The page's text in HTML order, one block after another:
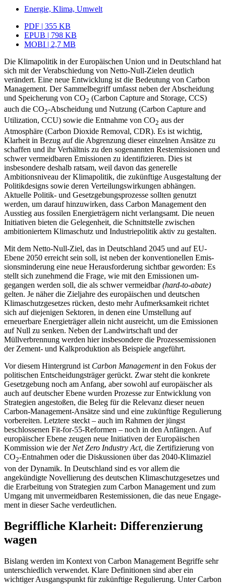
Energie, Klima, Umwelt
PDF | 355 KB
EPUB | 798 KB
MOBI | 2,7 MB
Die Klimapolitik in der Europäischen Union und in Deutschland hat
sich mit der Verabschiedung von Netto-Null-Zielen deutlich
verändert. Eine neue Entwicklung ist die Bedeutung von Carbon
Management. Der Sammelbegriff umfasst neben der Ab­scheidung
und Speicherung von CO2 (Carbon Capture and Storage, CCS)
auch die CO2‑Abscheidung und Nutzung (Carbon Capture and
Utilization, CCU) sowie die Ent­nahme von CO2 aus der
Atmosphäre (Carbon Dioxide Removal, CDR). Es ist wichtig,
Klarheit in Bezug auf die Abgrenzung dieser einzelnen Ansätze zu
schaffen und ihr Verhältnis zu den sogenannten Restemissionen und
schwer vermeidbaren Emissionen zu identifizieren. Dies ist
insbesondere deshalb ratsam, weil davon das generelle
Ambitionsniveau der Klimapolitik, die zukünftige Ausgestaltung der
Politikdesigns sowie deren Verteilungswirkungen abhängen.
Aktuelle Politik- und Gesetzgebungsprozesse sollten genutzt
werden, um darauf hinzuwirken, dass Carbon Management den
Ausstieg aus fossilen Energieträgern nicht verlangsamt. Die neuen
Initiativen bieten die Gelegenheit, die Schnittstelle zwischen
ambitioniertem Klimaschutz und Industriepolitik aktiv zu gestalten.
Mit dem Netto-Null-Ziel, das in Deutschland 2045 und auf EU-
Ebene 2050 erreicht sein soll, ist neben der konventionellen Emis­
sionsminderung eine neue Herausforderung sichtbar geworden: Es
stellt sich zunehmend die Frage, wie mit den Emissionen um­
gegangen werden soll, die als schwer ver­meidbar(hard-to-abate)
gelten. Je näher die Zieljahre des europäischen und deutschen
Klimaschutzgesetzes rücken, desto mehr Aufmerksamkeit richtet
sich auf diejenigen Sektoren, in denen eine Umstellung auf
erneuerbare Energieträger allein nicht aus­reicht, um die Emissionen
auf Null zu sen­ken. Neben der Landwirtschaft und der
Müllverbrennung werden hier insbesondere die Prozessemissionen
der Zement- und Kalkproduktion als Beispiele angeführt.
Vor diesem Hintergrund ist Carbon Managementin den Fokus der
politischen Entscheidungsträger gerückt. Zwar steht die konkrete
Gesetzgebung noch am Anfang, aber sowohl auf europäischer als
auch auf deutscher Ebene wurden Prozesse zur Ent­wicklung von
Strategien angestoßen, die Beleg für die Relevanz dieser neuen
Carbon-Management-Ansätze sind und eine zukünf­tige Regulierung
vorbereiten. Letztere steckt – auch im Rahmen der jüngst
beschlossenen Fit-for-55-Reformen – noch in den Anfängen. Auf
europäischer Ebene zeugen neue Initiativen der Europäischen
Kommission wie der Net Zero Industry Act, die Zerti­fizierung von
CO2-Entnahmen oder die Dis­kus­sionen über das 2040-Klimaziel
von der Dynamik. In Deutschland sind es vor allem die
angekündigte Novellierung des deut­schen Klimaschutzgesetzes und
die Erarbei­tung von Strategien zum Carbon Management und zum
Umgang mit unvermeid­baren Restemissionen, die das neue Engage­
ment in dieser Sache verdeutlichen.
Begriffliche Klarheit: Differenzierung
wagen
Bislang werden im Kontext von Carbon Management Begriffe sehr
unterschiedlich verwendet. Klare Definitionen sind aber ein
wichtiger Ausgangspunkt für zukünftige Regulierung. Unter Carbon